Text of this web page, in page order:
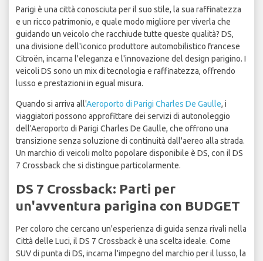
Parigi è una città conosciuta per il suo stile, la sua raffinatezza
e un ricco patrimonio, e quale modo migliore per viverla che
guidando un veicolo che racchiude tutte queste qualità? DS,
una divisione dell'iconico produttore automobilistico francese
Citroën, incarna l'eleganza e l'innovazione del design parigino. I
veicoli DS sono un mix di tecnologia e raffinatezza, offrendo
lusso e prestazioni in egual misura.
Quando si arriva all'Aeroporto di Parigi Charles De Gaulle, i
viaggiatori possono approfittare dei servizi di autonoleggio
dell'Aeroporto di Parigi Charles De Gaulle, che offrono una
transizione senza soluzione di continuità dall'aereo alla strada.
Un marchio di veicoli molto popolare disponibile è DS, con il DS
7 Crossback che si distingue particolarmente.
DS 7 Crossback: Parti per
un'avventura parigina con BUDGET
Per coloro che cercano un'esperienza di guida senza rivali nella
Città delle Luci, il DS 7 Crossback è una scelta ideale. Come
SUV di punta di DS, incarna l'impegno del marchio per il lusso, la